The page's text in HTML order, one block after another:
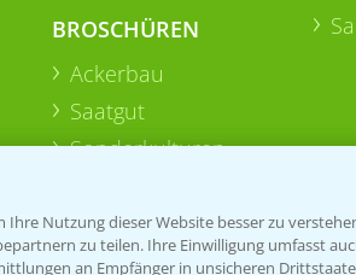
BROSCHÜREN
Ackerbau
Saatgut
Sonderkulturen
Nutzung dieser Website besser zu
zu teilen. Ihre Einwilligung umfasst
an Empfänger in unsicheren